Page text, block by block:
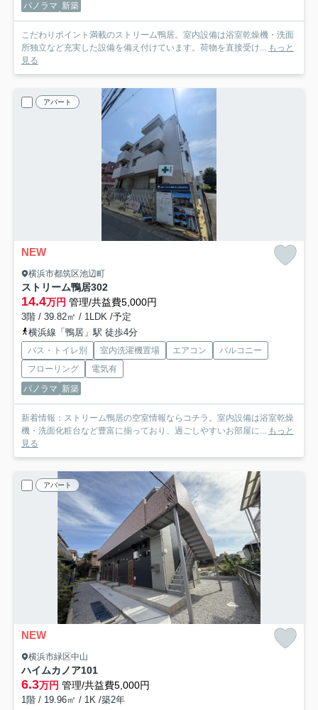
パノラマ 新築
こだわりポイント満載のストリーム鴨居。室内設備は浴室乾燥機・洗面
所独立など充実した設備を備え付けています。荷物を直接受け... もっと
見る
アパート
NEW
横浜市都筑区池辺町
ストリーム鴨居302
14.4万円 管理/共益費5,000円
3階 / 39.82㎡ / 1LDK /予定
横浜線「鴨居」駅 徒歩4分
バス・トイレ別 室内洗濯機置場 エアコン
バルコニー
フローリング
電気有
パノラマ 新築
新着情報：ストリーム鴨居の空室情報ならコチラ。室内設備は浴室乾燥
機・洗面化粧台など豊富に揃っており、過ごしやすいお部屋に... もっと
見る
アパート
NEW
横浜市緑区中山
ハイムカノア101
6.3万円 管理/共益費5,000円
1階 / 19.96㎡ / 1K /築2年